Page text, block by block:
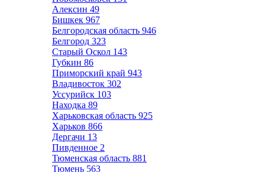
Алексин 49
Бишкек 967
Белгородская область 946
Белгород 323
Старый Оскол 143
Губкин 86
Приморский край 943
Владивосток 302
Уссурийск 103
Находка 89
Харьковская область 925
Харьков 866
Дергачи 13
Пивденное 2
Тюменская область 881
Тюмень 563